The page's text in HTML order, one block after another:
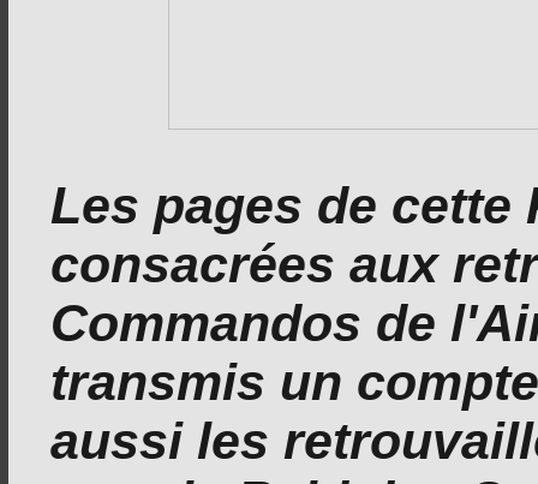
Les pages de cette
consacrées aux
Commandos de
transmis un
aussi les